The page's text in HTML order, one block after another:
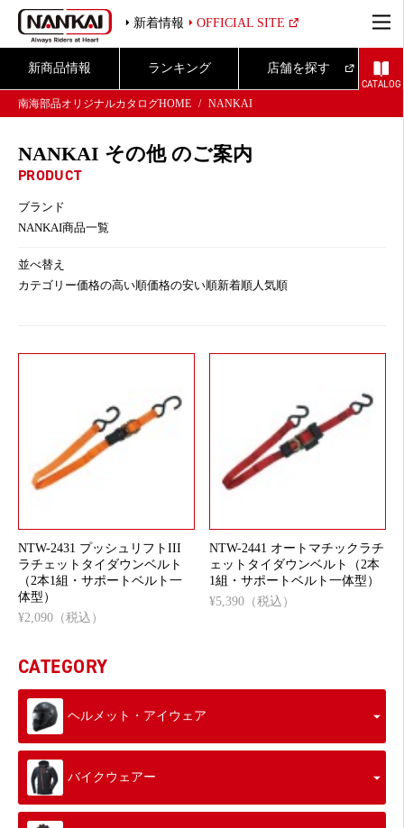
新着情報 OFFICIAL SITE
新商品情報 ランキング 店舗を探す
CATALOG
南海部品オリジナルカタログHOME
NANKAI
NANKAI その他 のご案内
PRODUCT
ブランド
NANKAI商品一覧
並べ替え
カテゴリー価格の高い順価格の安い順新着順人気順
NTW-2431 プッシュリフトIII
ラチェットタイダウンベルト
（2本1組・サポートベルト一
体型）
¥2,090（税込）
NTW-2441 オートマチックラチ
ェットタイダウンベルト（2本
1組・サポートベルト一体型）
¥5,390（税込）
CATEGORY
ヘルメット・アイウェア
バイクウェアー